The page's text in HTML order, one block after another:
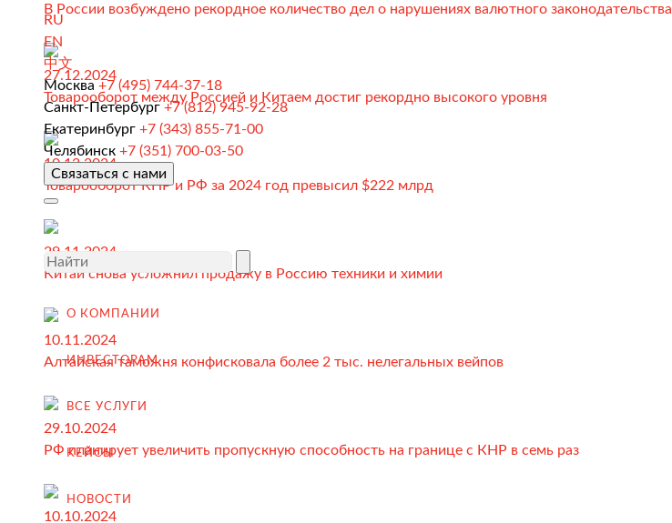
RU
EN
中文
Москва +7 (495) 744-37-18
Санкт-Петербург +7 (812) 945-92-28
Екатеринбург +7 (343) 855-71-00
Челябинск +7 (351) 700-03-50
Связаться с нами
О КОМПАНИИ
ИНВЕСТОРАМ
ВСЕ УСЛУГИ
КЕЙСЫ
НОВОСТИ
Экспорт из России
Заключение контрактов и согласование условий поставки
Таможенное оформление и разрешительная документация
Доставка товара иностранному покупателю
Завершение сделки
Продвижение на внешние рынки
Подбор поставщиков в России
.
Импорт в Россию
Импорт из Китая
Заключение контрактов и согласование условий поставки
В России возбуждено рекордное количество дел о нарушениях валютного законодательства
27.12.2024
Товарооборот между Россией и Китаем достиг рекордно высокого уровня
10.12.2024
Товарооборот КНР и РФ за 2024 год превысил $222 млрд
29.11.2024
Китай снова усложнил продажу в Россию техники и химии
10.11.2024
Алтайская таможня конфисковала более 2 тыс. нелегальных вейпов
29.10.2024
РФ планирует увеличить пропускную способность на границе с КНР в семь раз
10.10.2024